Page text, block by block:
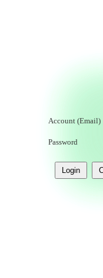
Account (Email)
Password